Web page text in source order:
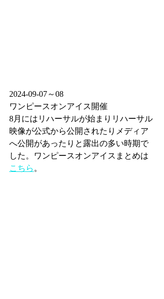
2024-09-07～08
ワンピースオンアイス開催
8月にはリハーサルが始まりリハーサル
映像が公式から公開されたりメディア
へ公開があったりと露出の多い時期で
した。ワンピースオンアイスまとめは
こちら 。